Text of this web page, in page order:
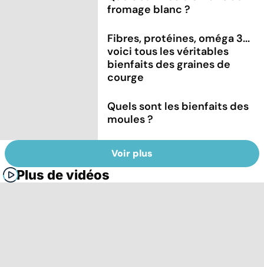
fromage blanc ?
Fibres, protéines, oméga 3...
voici tous les véritables
bienfaits des graines de
courge
Quels sont les bienfaits des
moules ?
Voir plus
Plus de vidéos